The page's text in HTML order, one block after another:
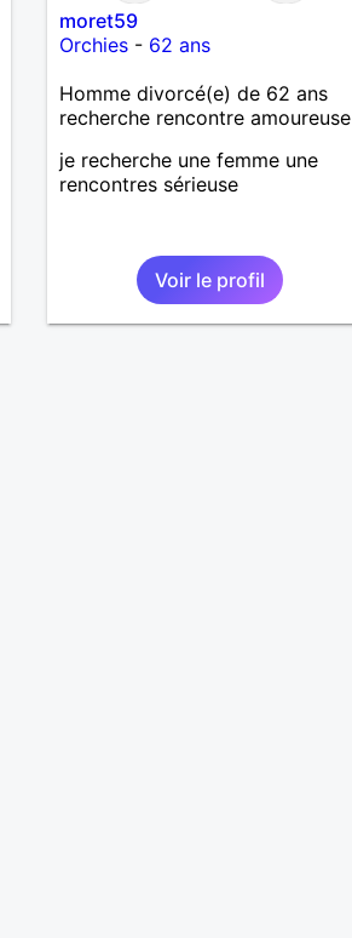
moret59
Orchies - 62 ans
Homme divorcé(e) de 62 ans
recherche rencontre amoureuse
je recherche une femme une
rencontres sérieuse
Voir le profil